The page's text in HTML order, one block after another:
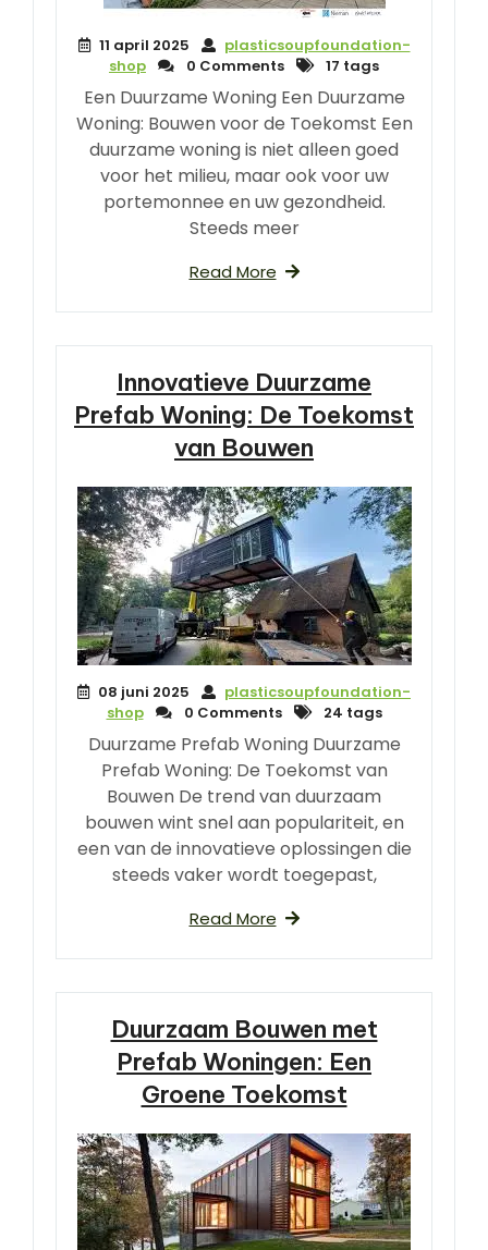
11 april 2025
plasticsoupfoundation-
shop
0 Comments 17 tags
Een Duurzame Woning Een Duurzame
Woning: Bouwen voor de Toekomst Een
duurzame woning is niet alleen goed
voor het milieu, maar ook voor uw
portemonnee en uw gezondheid.
Steeds meer
Read More
Innovatieve Duurzame
Prefab Woning: De Toekomst
van Bouwen
08 juni 2025
plasticsoupfoundation-
shop
0 Comments 24 tags
Duurzame Prefab Woning Duurzame
Prefab Woning: De Toekomst van
Bouwen De trend van duurzaam
bouwen wint snel aan populariteit, en
een van de innovatieve oplossingen die
steeds vaker wordt toegepast,
Read More
Duurzaam Bouwen met
Prefab Woningen: Een
Groene Toekomst